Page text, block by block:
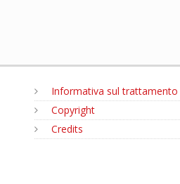
Informativa sul trattamento
Copyright
Credits